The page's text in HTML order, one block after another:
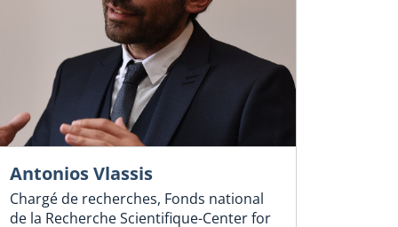
Antonios Vlassis
Chargé de recherches, Fonds national
de la Recherche Scientifique-Center for